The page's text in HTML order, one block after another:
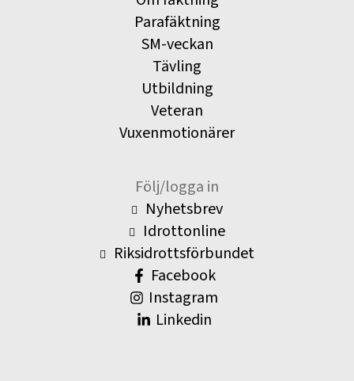
Parafäktning
SM-veckan
Tävling
Utbildning
Veteran
Vuxenmotionärer
Följ/logga in
Nyhetsbrev
Idrottonline
Riksidrottsförbundet
Facebook
Instagram
Linkedin